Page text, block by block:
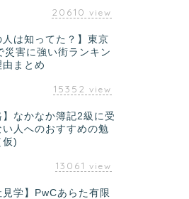
20610 view
人は知ってた？】東京
災害に強い街ランキン
由まとめ
15352 view
】なかなか簿記2級に受
い人へのおすすめの勉
仮)
13061 view
見学】PwCあらた有限